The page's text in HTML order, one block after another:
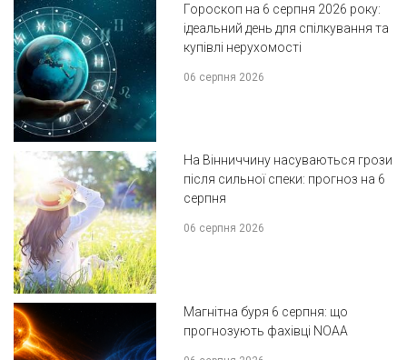
Гороскоп на 6 серпня 2026 року:
ідеальний день для спілкування та
купівлі нерухомості
06 серпня 2026
На Вінниччину насуваються грози
після сильної спеки: прогноз на 6
серпня
06 серпня 2026
Магнітна буря 6 серпня: що
прогнозують фахівці NOAA